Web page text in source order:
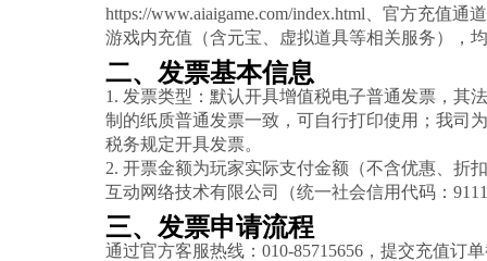
https://www.aiaigame.com/index.html、官方充值通
游戏内充值（含元宝、虚拟道具等相关服务），
二、发票基本信息
1. 发票类型：默认开具增值税电子普通发票，其
制的纸质普通发票一致，可自行打印使用；我司
税务规定开具发票。
2. 开票金额为玩家实际支付金额（不含优惠、折
互动网络技术有限公司（统一社会信用代码：
三、发票申请流程
通过官方客服热线： 010-85715656，提交充值订